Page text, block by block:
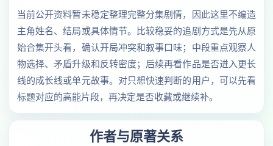
当前公开资料暂未稳定整理完整分集剧情，因此这里不编造
主角姓名、结局或具体情节。比较稳妥的追剧方式是先从原
始合集开头看，确认开局冲突和叙事口味；中段重点观察人
物选择、矛盾升级和反转密度；后续再看作品是否进入更长
线的成长线或单元故事。对只想快速判断的用户，可以先看
标题对应的高能片段，再决定是否收藏或继续补。
作者与原著关系